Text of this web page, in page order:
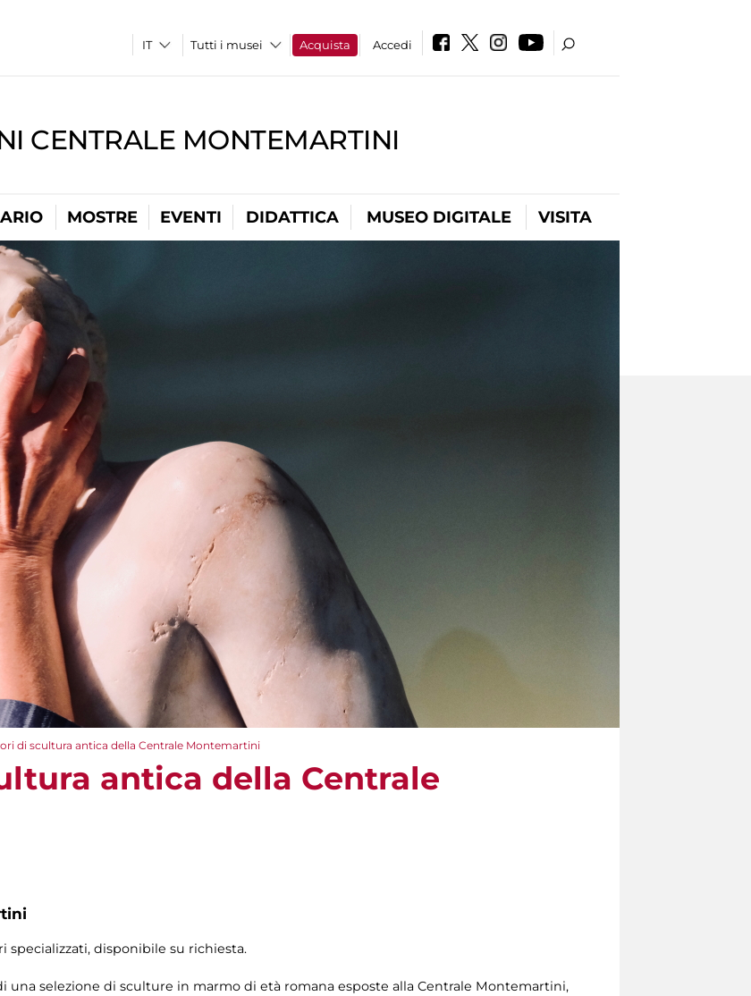
Tutti i musei Acquista Accedi
CENTRALE MONTEMARTINI
MOSTRE EVENTI DIDATTICA MUSEO DIGITALE VISITA
di scultura antica della Centrale Montemartini
antica della Centrale
specializzati, disponibile su richiesta.
una selezione di sculture in marmo di età romana esposte alla Centrale Montemartini,